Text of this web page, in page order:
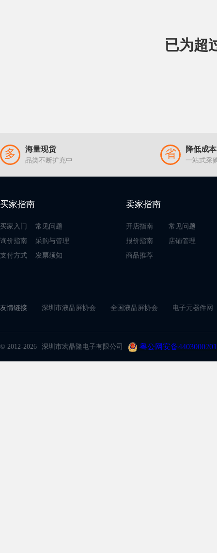
已为超
多 海量现货
品类不断扩充中
省 降低成本
一站式采
买家指南
买家入门
常见问题
询价指南
采购与管理
支付方式
发票须知
卖家指南
开店指南
常见问题
报价指南
店铺管理
商品推荐
友情链接 深圳市液晶屏协会 全国液晶屏协会 电子元器件网
© 2012-2026 深圳市宏晶隆电子有限公司 粤公网安备